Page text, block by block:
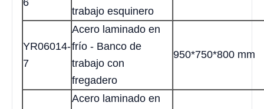
6
trabajo esquinero
YR06014-
7
Acero laminado en
frío - Banco de
trabajo con
fregadero
950*750*800 mm
Acero laminado en